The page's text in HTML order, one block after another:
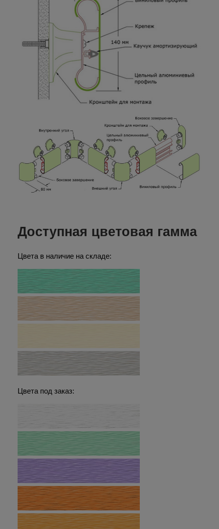
Доступная цветовая гамма
Цвета в наличие на складе:
Цвета под заказ: